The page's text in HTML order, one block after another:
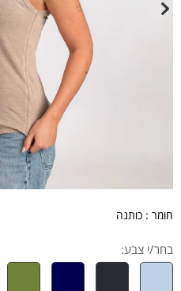
חומר : כותנה
בחר/י צבע: